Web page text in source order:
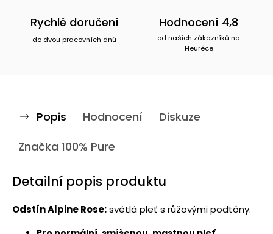
Rychlé doručení
do dvou pracovních dnů
Hodnocení 4,8
od našich zákazníků na
Heuréce
Popis Hodnocení
Diskuze
Značka 100% Pure
Detailní popis produktu
Odstín Alpine Rose:světlá pleť s růžovými podtóny.